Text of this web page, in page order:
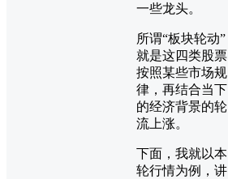
一些龙头。
所谓“板块轮动”
就是这四类股票
按照某些市场规
律，再结合当下
的经济背景的轮
流上涨。
下面，我就以本
轮行情为例，讲